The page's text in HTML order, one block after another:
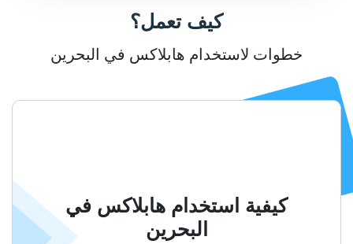
كيف تعمل؟
خطوات لاستخدام هابلاكس في البحرين
كيفية استخدام هابلاكس في
البحرين